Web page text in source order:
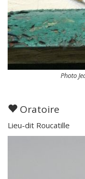
Photo
Oratoire
Lieu-dit Roucatille